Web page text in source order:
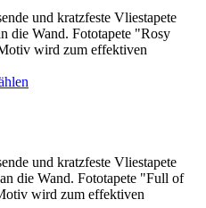
und kratzfeste Vliestapete
die Wand. Fototapete "Rosy
wird zum effektiven
und kratzfeste Vliestapete
die Wand. Fototapete "Full of
wird zum effektiven